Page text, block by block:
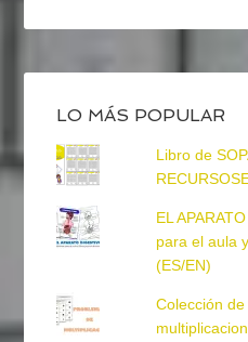
LO MÁS POPULAR
Libro de
EL
para el aula
(ES/EN)
Colección